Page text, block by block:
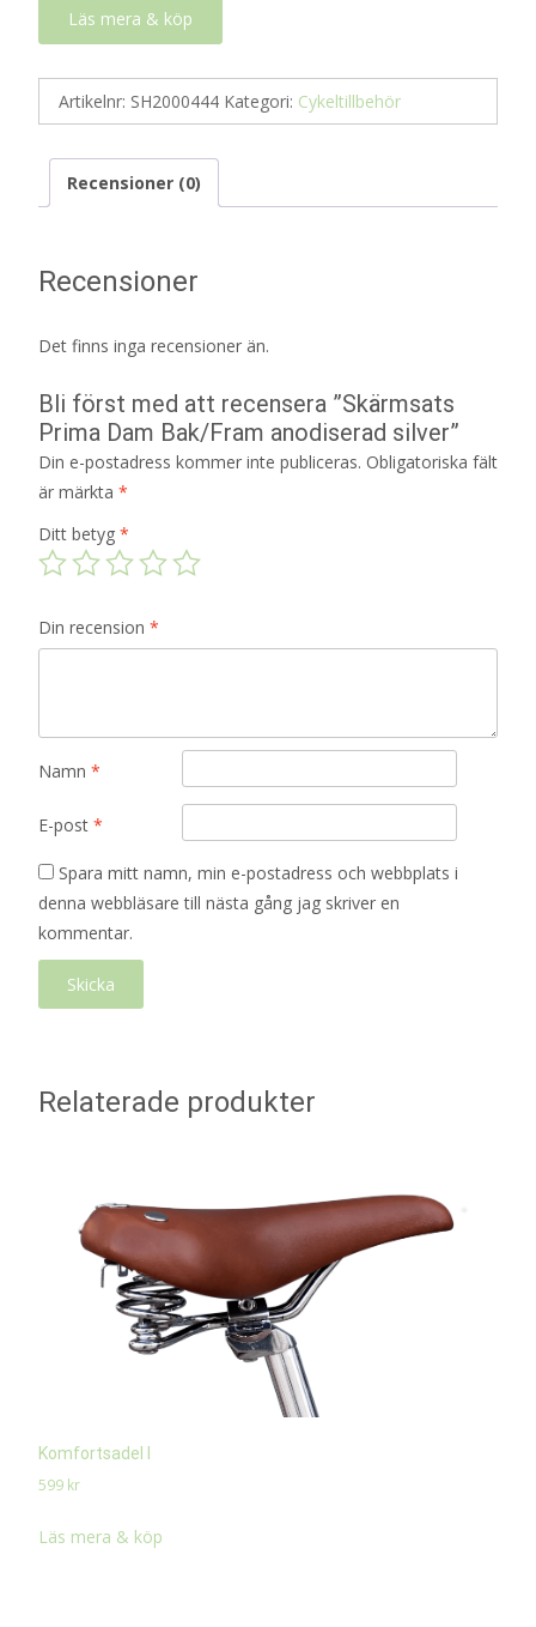
Läs mera & köp
Artikelnr: SH2000444 Kategori: Cykeltillbehör
Recensioner (0)
Recensioner
Det finns inga recensioner än.
Bli först med att recensera ”Skärmsats
Prima Dam Bak/Fram anodiserad silver”
Din e-postadress kommer inte publiceras. Obligatoriska fält
är märkta *
Ditt betyg *
Din recension *
Namn *
E-post *
Spara mitt namn, min e-postadress och webbplats i
denna webbläsare till nästa gång jag skriver en
kommentar.
Relaterade produkter
Komfortsadel l
599 kr
Läs mera & köp